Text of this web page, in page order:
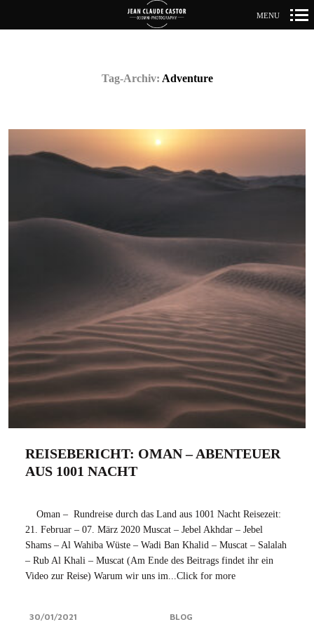
MENU
Tag-Archiv: Adventure
REISEBERICHT: OMAN – ABENTEUER
AUS 1001 NACHT
Oman – Rundreise durch das Land aus 1001 Nacht Reisezeit:
21. Februar – 07. März 2020 Muscat – Jebel Akhdar – Jebel
Shams – Al Wahiba Wüste – Wadi Ban Khalid – Muscat – Salalah
– Rub Al Khali – Muscat (Am Ende des Beitrags findet ihr ein
Video zur Reise) Warum wir uns im...Click for more
30/01/2021 BLOG